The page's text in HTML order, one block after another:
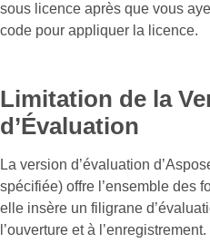
sous licence après que vous
code pour appliquer la licence.
Limitation de la
d’Évaluation
La version d’évaluation
spécifiée) offre l’ensemble des
elle insère un filigrane
l’ouverture et à